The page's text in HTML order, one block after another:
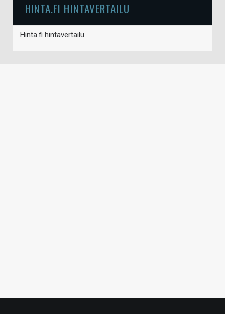
HINTA.FI HINTAVERTAILU
Hinta.fi hintavertailu